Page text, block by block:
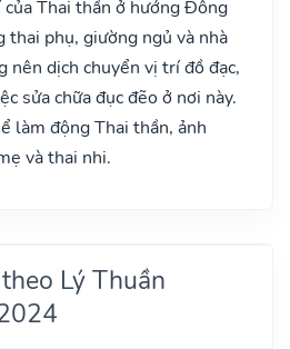
Thai thần ở hướng Đông
thai phụ, giường ngủ và nhà
nên dịch chuyển vị trí đồ đạc,
sửa chữa đục đẽo ở nơi này.
làm động Thai thần, ảnh
và thai nhi.
Lý Thuần